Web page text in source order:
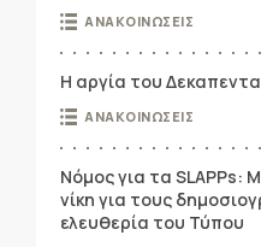
ΑΝΑΚΟΙΝΩΣΕΙΣ
Η αργία του
ΑΝΑΚΟΙΝΩΣΕΙΣ
Νόμος για τα SLAPPs:
νίκη για τους
ελευθερία του Τύπου